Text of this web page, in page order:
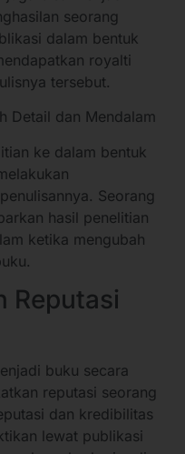
seorang
dalam bentuk
royalti
tersebut.
Detail dan Mendalam
ke dalam bentuk
Seorang
hasil penelitian
ketika mengubah
Reputasi
buku secara
reputasi seorang
dan kredibilitas
lewat publikasi